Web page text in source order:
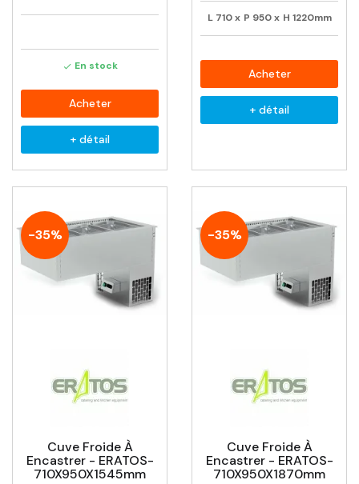
 En stock
Acheter
+ détail
L 710 x P 950 x H 1220mm
Acheter
+ détail
-35%
Cuve Froide À
Encastrer - ERATOS-
710X950X1545mm
-35%
Cuve Froide À
Encastrer - ERATOS-
710X950X1870mm